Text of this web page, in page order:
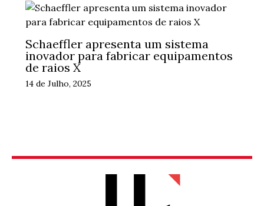
Schaeffler apresenta um sistema
inovador para fabricar equipamentos
de raios X
14 de Julho, 2025